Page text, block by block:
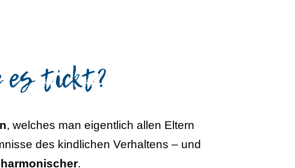
tickt?
, welches man eigentlich allen Eltern
des kindlichen Verhaltens – und
.